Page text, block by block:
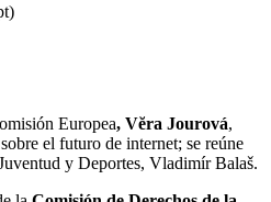
Europea, Vĕra Jourová,
el futuro de internet; se reúne
y Deportes, Vladimír Balaš.